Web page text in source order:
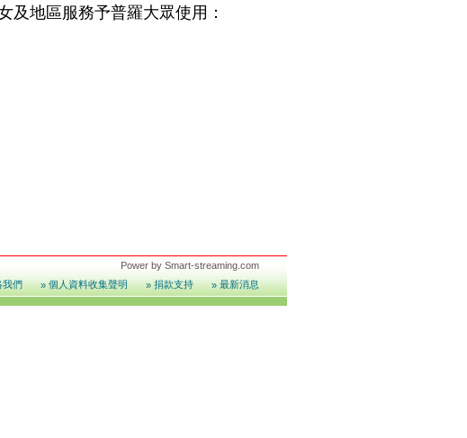
地區服務予普羅大眾使用：
Power by Smart-streaming.com
»最新消息
»捐款支持
»個人資料收集聲明
我們